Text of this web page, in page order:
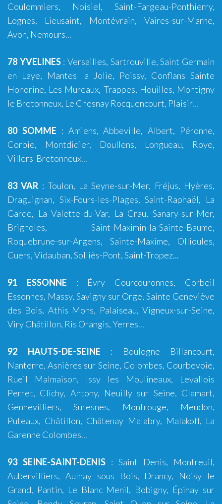
Coulommiers, Noisiel, Saint-Fargeau-Ponthierry,
Lognes, Lieusaint, Montévrain, Vaires-sur-Marne,
Avon, Nemours...
78 YVELINES:Versailles, Sartrouville, Saint Germain
en Laye, Mantes la Jolie, Poissy, Conflans Sainte
Honorine, Les Mureaux, Trappes, Houilles, Montigny
le Bretonneux, Le Chesnay Rocquencourt, Plaisir...
80 SOMME : Amiens,Abbeville,Albert, Péronne,
Corbie, Montdidier, Doullens, Longueau, Roye,
Villers-Bretonneux...
83 VAR : Toulon, La Seyne-sur-Mer, Fréjus, Hyères,
Draguignan, Six-Fours-les-Plages,Saint-Raphaël, La
Garde, La Valette-du-Var, La Crau,Sanary-sur-Mer,
Brignoles, Saint-Maximin-la-Sainte-Baume,
Roquebrune-sur-Argens, Sainte-Maxime, Ollioules,
Cuers,Vidauban, Solliès-Pont,Saint-Tropez...
91 ESSONNE : Évry Courcouronnes, Corbeil
Essonnes, Massy, Savigny sur Orge, Sainte Geneviève
des Bois, Athis Mons, Palaiseau, Vigneux-sur-Seine,
Viry Châtillon, Ris Orangis, Yerres...
92 HAUTS-DE-SEINE : Boulogne Billancourt,
Nanterre, Asnières sur Seine, Colombes, Courbevoie,
Rueil Malmaison, Issy les Moulineaux, Levallois
Perret, Clichy, Antony, Neuilly sur Seine, Clamart,
Gennevilliers, Suresnes, Montrouge, Meudon,
Puteaux, Châtillon, Châtenay Malabry, Malakoff, La
Garenne Colombes...
93 SEINE-SAINT-DENIS : Saint Denis, Montreuil,
Aubervilliers, Aulnay sous Bois, Drancy, Noisy le
Grand, Pantin, Le Blanc Menil, Bobigny, Épinay sur